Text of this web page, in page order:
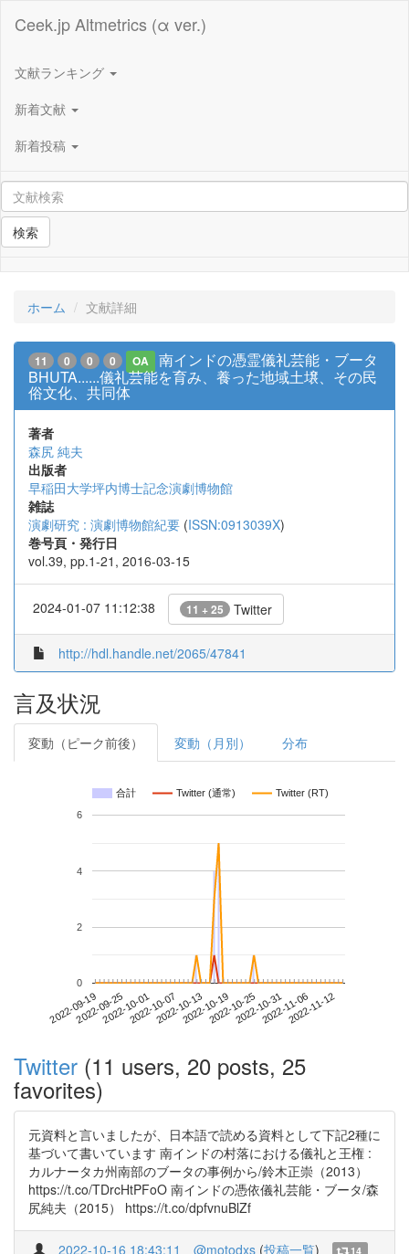
Ceek.jp Altmetrics (α ver.)
文献ランキング
新着文献
新着投稿
検索
ホーム 文献詳細
11 0 0 0 OA
南インドの憑霊儀礼芸能・ブータ
BHUTA......儀礼芸能を育み、養った地域土壌、その民
俗文化、共同体
著者
森尻 純夫
出版者
早稲田大学坪内博士記念演劇博物館
雑誌
演劇研究 : 演劇博物館紀要 (ISSN:0913039X)
巻号頁・発行日
vol.39, pp.1-21, 2016-03-15
2024-01-07 11:12:38 11 + 25 Twitter
http://hdl.handle.net/2065/47841
言及状況
変動（ピーク前後） 変動（月別） 分布
合計 Twitter (通常) Twitter (RT)
2022-09-192022-09-252022-10-012022-10-072022-10-132022-10-192022-10-252022-10-312022-11-062022-11-12
0
2
4
6
Twitter (11 users, 20 posts, 25
favorites)
元資料と言いましたが、日本語で読める資料として下記2種に
基づいて書いています 南インドの村落における儀礼と王権 :
カルナータカ州南部のブータの事例から/鈴木正崇（2013）
https://t.co/TDrcHtPFoO 南インドの憑依儀礼芸能・ブータ/森
尻純夫（2015） https://t.co/dpfvnuBlZf
2022-10-16 18:43:11 @motodxs (投稿一覧)
14